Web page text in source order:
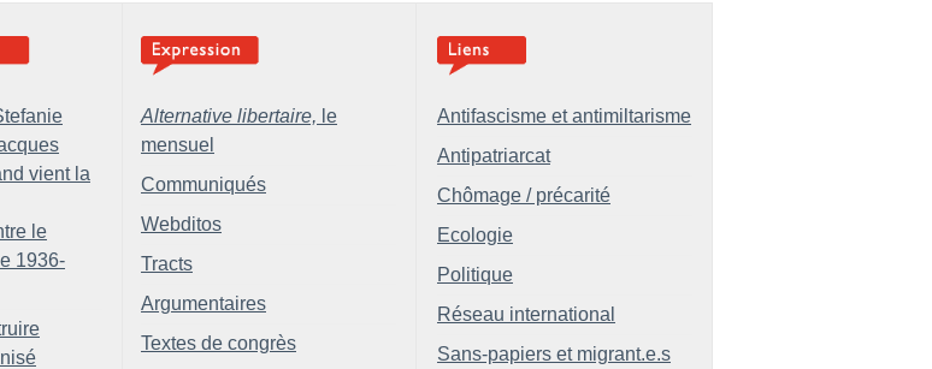
vient la
le
1936-
Alternative libertaire, le
mensuel
Communiqués
Webditos
Tracts
Argumentaires
Textes de congrès
Antifascisme et antimiltarisme
Antipatriarcat
Chômage / précarité
Ecologie
Politique
Réseau international
Sans-papiers et migrant.e.s